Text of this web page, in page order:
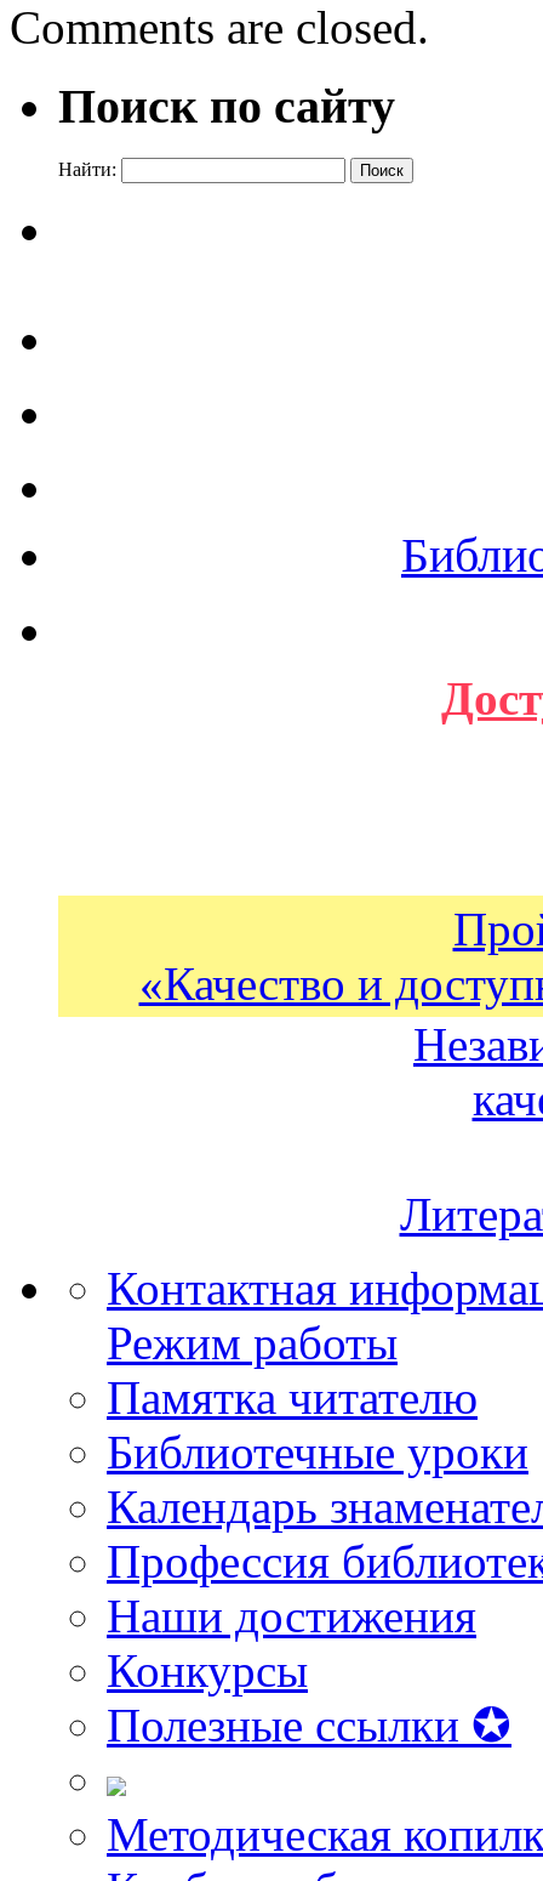
Comments are closed.
Поиск по сайту
Найти:
«Качество и
Контактная
Режим работы
Памятка читателю
Библиотечные уроки
Календарь
Профессия
Наши достижения
Конкурсы
Полезные ссылки ✪
Методическая